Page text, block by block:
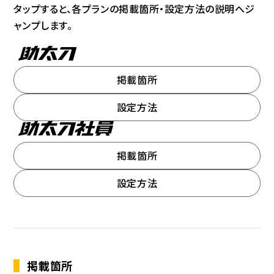
タップすると、各プランの掲載箇所・設定方法の説明へジ
ャンプします。
掲載箇所
設定方法
掲載箇所
設定方法
掲載箇所